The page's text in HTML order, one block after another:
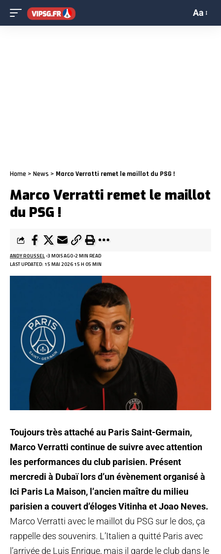
Aa
Home > News > Marco Verratti remet le maillot du PSG !
Marco Verratti remet le maillot
du PSG !
LAST UPDATED: 15 MAI 2026 15 H 05 MIN
ANDY ROUSSEL 3 MOIS AGO 2 MIN READ
Toujours très attaché au Paris Saint-Germain,
Marco Verratti continue de suivre avec attention
les performances du club parisien. Présent
mercredi à Dubaï lors d’un évènement organisé à
Ici Paris La Maison, l’ancien maître du milieu
parisien a couvert d’éloges Vitinha et Joao Neves.
Marco Verratti avec le maillot du PSG sur le dos, ça
rappelle des souvenirs. L’Italien a quitté Paris avec
l’arrivée de Luis Enrique, mais il garde le club dans le